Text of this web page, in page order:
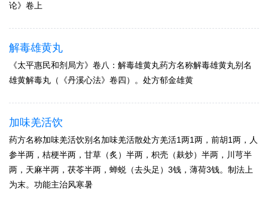
论》卷上
解毒雄黄丸
《太平惠民和剂局方》卷八：解毒雄黄丸药方名称解毒雄黄丸别名
雄黄解毒丸（《丹溪心法》卷四）。处方郁金雄黄
加味羌活饮
药方名称加味羌活饮别名加味羌活散处方羌活1两1两，前胡1两，人
参半两，桔梗半两，甘草（炙）半两，枳壳（麸炒）半两，川芎半
两，天麻半两，茯苓半两，蝉蜕（去头足）3钱，薄荷3钱。制法上
为末。功能主治风寒暑